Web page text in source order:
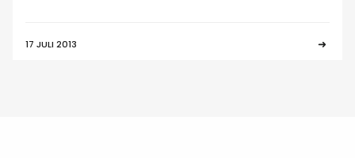
17 JULI 2013